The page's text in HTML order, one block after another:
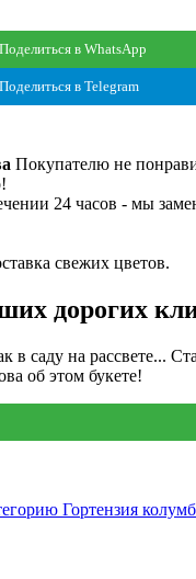
Поделиться в WhatsApp
Поделиться в Telegram
Покупателю не
24 часов - мы
свежих цветов.
дорогих
в саду на рассвете...
об этом букете!
Гортензия